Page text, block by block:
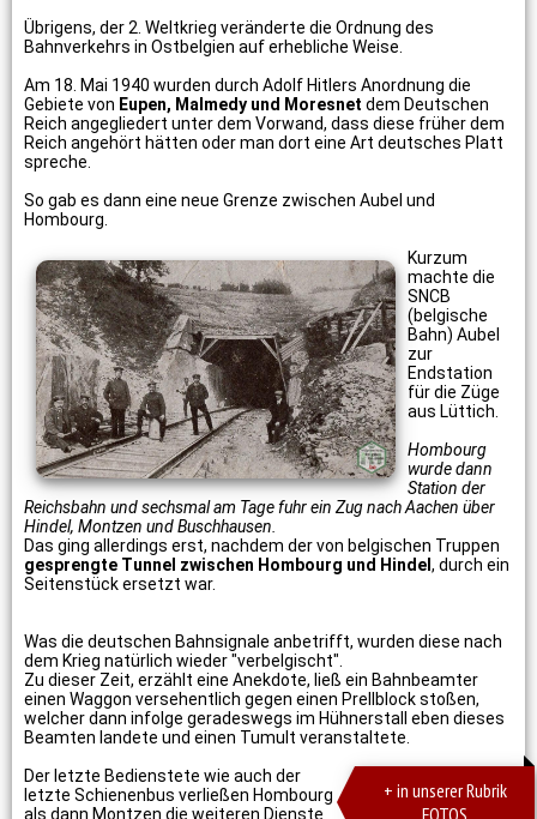
Übrigens, der 2. Weltkrieg veränderte die Ordnung des
Bahnverkehrs in Ostbelgien auf erhebliche Weise.
Am 18. Mai 1940 wurden durch Adolf Hitlers Anordnung die
Gebiete von Eupen, Malmedy und Moresnet dem Deutschen
Reich angegliedert unter dem Vorwand, dass diese früher dem
Reich angehört hätten oder man dort eine Art deutsches Platt
spreche.
So gab es dann eine neue Grenze zwischen Aubel und
Hombourg.
Kurzum
machte die
SNCB
(belgische
Bahn) Aubel
zur
Endstation
für die Züge
aus Lüttich.
Hombourg
wurde dann
Station der
Reichsbahn und sechsmal am Tage fuhr ein Zug nach Aachen über
Hindel, Montzen und Buschhausen.
Das ging allerdings erst, nachdem der von belgischen Truppen
gesprengte Tunnel zwischen Hombourg und Hindel , durch ein
Seitenstück ersetzt war.
Was die deutschen Bahnsignale anbetrifft, wurden diese nach
dem Krieg natürlich wieder "verbelgischt".
Zu dieser Zeit, erzählt eine Anekdote, ließ ein Bahnbeamter
einen Waggon versehentlich gegen einen Prellblock stoßen,
welcher dann infolge geradeswegs im Hühnerstall eben dieses
Beamten landete und einen Tumult veranstaltete.
+ in unserer Rubrik
FOTOS
Der letzte Bedienstete wie auch der
letzte Schienenbus verließen Hombourg
als dann Montzen die weiteren Dienste